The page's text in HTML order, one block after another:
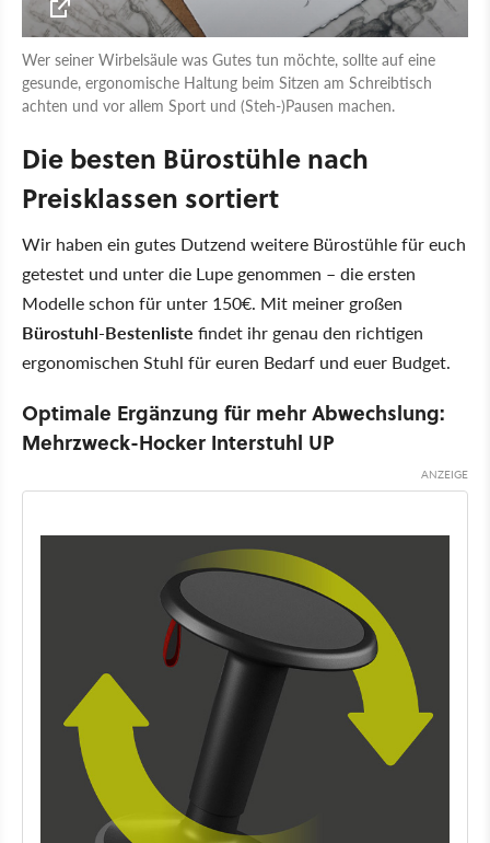
Wer seiner Wirbelsäule was Gutes tun möchte, sollte auf eine
gesunde, ergonomische Haltung beim Sitzen am Schreibtisch
achten und vor allem Sport und (Steh-)Pausen machen.
Die besten Bürostühle nach
Preisklassen sortiert
Wir haben ein gutes Dutzend weitere Bürostühle für euch
getestet und unter die Lupe genommen – die ersten
Modelle schon für unter 150€. Mit meiner großen
Bürostuhl-Bestenliste findet ihr genau den richtigen
ergonomischen Stuhl für euren Bedarf und euer Budget.
Optimale Ergänzung für mehr Abwechslung:
Mehrzweck-Hocker Interstuhl UP